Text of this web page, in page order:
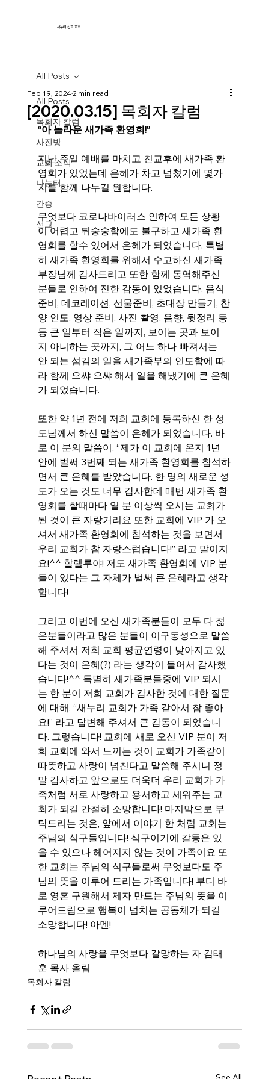
새누리 선교 교회
All Posts
목회자 칼럼
사진방
교회 소식
나눔터
간증
선교
All Posts
[2020.03.15] 목회자 칼럼
Feb 19, 20242 min read
“아 놀라운 새가족 환영회!”
지난 주일 예배를 마치고 친교후에 새가족 환
영회가 있었는데 은혜가 차고 넘쳤기에 몇가
지를 함께 나누길 원합니다.
무엇보다 코로나바이러스 인하여 모든 상황
이 어렵고 뒤숭숭함에도 불구하고 새가족 환
영회를 할수 있어서 은혜가 되었습니다. 특별
히 새가족 환영회를 위해서 수고하신 새가족
부장님께 감사드리고 또한 함께 동역해주신
분들로 인하여 진한 감동이 있었습니다. 음식
준비, 데코레이션, 선물준비, 초대장 만들기, 찬
양 인도, 영상 준비, 사진 촬영, 음향, 뒷정리 등
등 큰 일부터 작은 일까지, 보이는 곳과 보이
지 아니하는 곳까지, 그 어느 하나 빠져서는
안 되는 섬김의 일을 새가족부의 인도함에 따
라 함께 으쌰 으쌰 해서 일을 해냈기에 큰 은혜
가 되었습니다.
또한 약 1년 전에 저희 교회에 등록하신 한 성
도님께서 하신 말씀이 은혜가 되었습니다. 바
로 이 분의 말씀이, “제가 이 교회에 온지 1년
안에 벌써 3번째 되는 새가족 환영회를 참석하
면서 큰 은혜를 받았습니다. 한 명의 새로운 성
도가 오는 것도 너무 감사한데 매번 새가족 환
영회를 할때마다 열 분 이상씩 오시는 교회가
된 것이 큰 자랑거리요 또한 교회에 VIP 가 오
셔서 새가족 환영회에 참석하는 것을 보면서
우리 교회가 참 자랑스럽습니다!” 라고 말이지
요!^^ 할렐루야! 저도 새가족 환영회에 VIP 분
들이 있다는 그 자체가 벌써 큰 은혜라고 생각
합니다!
그리고 이번에 오신 새가족분들이 모두 다 젊
은분들이라고 많은 분들이 이구동성으로 말씀
해 주셔서 저희 교회 평균연령이 낮아지고 있
다는 것이 은혜(?) 라는 생각이 들어서 감사했
습니다!^^ 특별히 새가족분들중에 VIP 되시
는 한 분이 저희 교회가 감사한 것에 대한 질문
에 대해, “새누리 교회가 가족 같아서 참 좋아
요!” 라고 답변해 주셔서 큰 감동이 되었습니
다. 그렇습니다! 교회에 새로 오신 VIP 분이 저
희 교회에 와서 느끼는 것이 교회가 가족같이
따뜻하고 사랑이 넘친다고 말씀해 주시니 정
말 감사하고 앞으로도 더욱더 우리 교회가 가
족처럼 서로 사랑하고 용서하고 세워주는 교
회가 되길 간절히 소망합니다! 마지막으로 부
탁드리는 것은, 앞에서 이야기 한 처럼 교회는
주님의 식구들입니다! 식구이기에 갈등은 있
을 수 있으나 헤어지지 않는 것이 가족이요 또
한 교회는 주님의 식구들로써 무엇보다도 주
님의 뜻을 이루어 드리는 가족입니다! 부디 바
로 영혼 구원해서 제자 만드는 주님의 뜻을 이
루어드림으로 행복이 넘치는 공동체가 되길
소망합니다! 아멘!
하나님의 사랑을 무엇보다 갈망하는 자 김태
훈 목사 올림
목회자 칼럼